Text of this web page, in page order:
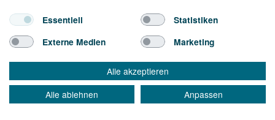
Hosting & Server Management
Kreation & Design
FACHVERBÄNDE
Essentiell
Statistiken
Externe Medien
Marketing
Alle akzeptieren
Alle ablehnen
Anpassen